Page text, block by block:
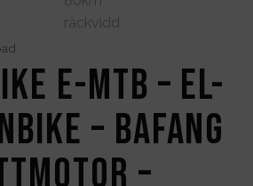
E-MTB – El-
– Bafang
–